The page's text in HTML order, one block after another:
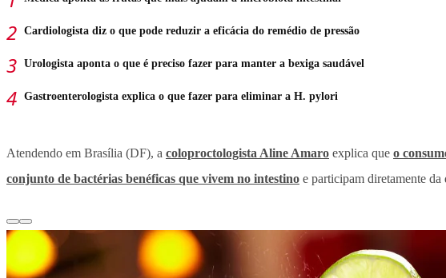
Cardiologista diz o que pode reduzir a eficácia do remédio de pressão
Urologista aponta o que é preciso fazer para manter a bexiga saudável
Gastroenterologista explica o que fazer para eliminar a H. pylori
Atendendo em Brasília (DF), a coloproctologista Aline Amaro explica que o
conjunto de bactérias benéficas que vivem no intestino e participam diretamente